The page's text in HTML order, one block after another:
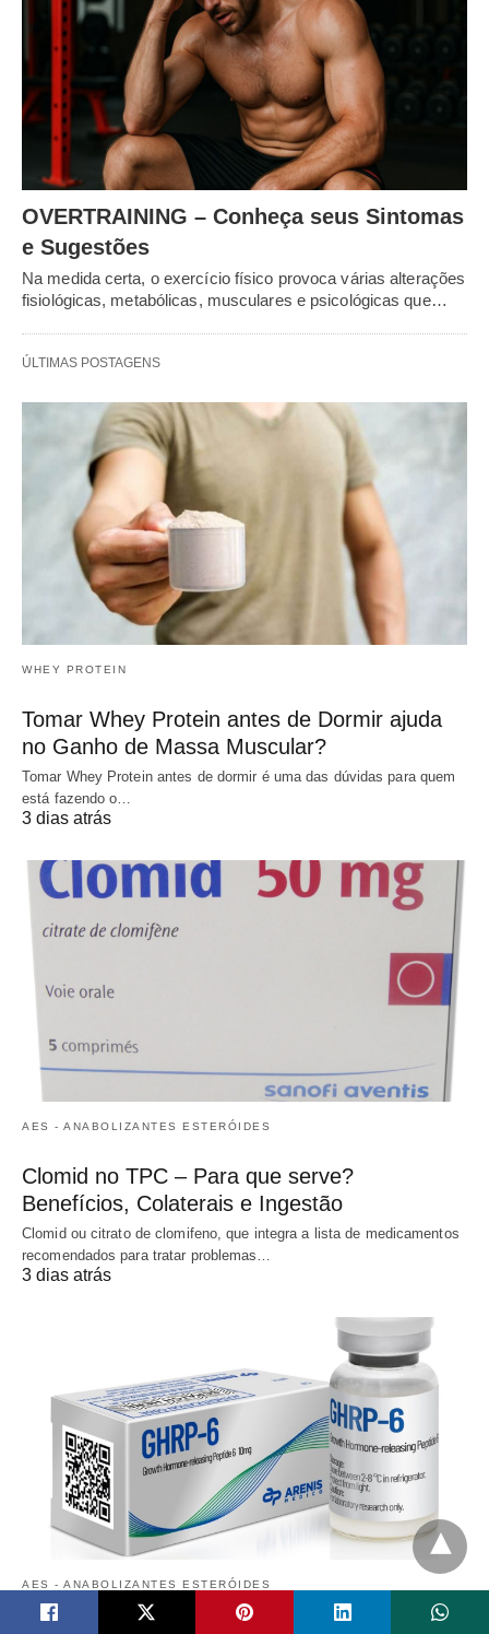
OVERTRAINING – Conheça seus Sintomas
e Sugestões
Na medida certa, o exercício físico provoca várias alterações
fisiológicas, metabólicas, musculares e psicológicas que…
ÚLTIMAS POSTAGENS
WHEY PROTEIN
Tomar Whey Protein antes de Dormir ajuda
no Ganho de Massa Muscular?
Tomar Whey Protein antes de dormir é uma das dúvidas para quem
está fazendo o…
3 dias atrás
AES - ANABOLIZANTES ESTERÓIDES
Clomid no TPC – Para que serve?
Benefícios, Colaterais e Ingestão
Clomid ou citrato de clomifeno, que integra a lista de medicamentos
recomendados para tratar problemas…
3 dias atrás
AES - ANABOLIZANTES ESTERÓIDES